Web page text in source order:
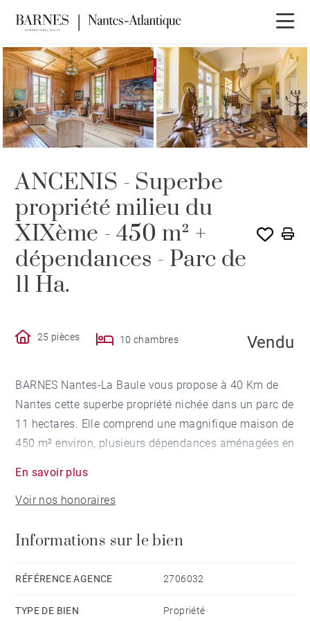
EXCLUSIVITÉ VENDU PAR BARNES
ANCENIS - Superbe
propriété milieu du
XIXème - 450 m² +
dépendances - Parc de
11 Ha.
25 pièces 10 chambres Vendu
BARNES Nantes-La Baule vous propose à 40 Km de
Nantes cette superbe propriété nichée dans un parc de
11 hectares. Elle comprend une magnifique maison de
450 m² environ, plusieurs dépendances aménagées en
Le tout en très bon état. Maison principale : superbe
entrée, triple réception sud sur parquet. Étage 1 : un
privatives , 2 grandes chambres, une magnifique salle
pièces dont 3 avec cheminées pouvant recevoir 5
non aménagés pouvant accueillir 3 pièces. Sous-sol :
En savoir plus
Voir nos honoraires
Informations sur le bien
RÉFÉRENCE AGENCE 2706032
TYPE DE BIEN Propriété